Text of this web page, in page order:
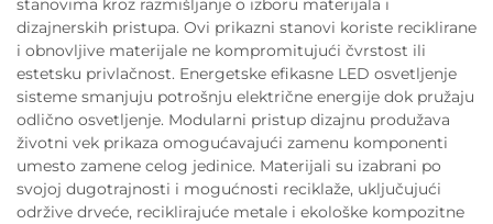
stanovima kroz razmišljanje o izboru materijala i
dizajnerskih pristupa. Ovi prikazni stanovi koriste reciklirane
i obnovljive materijale ne kompromitujući čvrstost ili
estetsku privlačnost. Energetske efikasne LED osvetljenje
sisteme smanjuju potrošnju električne energije dok pružaju
odlično osvetljenje. Modularni pristup dizajnu produžava
životni vek prikaza omogućavajući zamenu komponenti
umesto zamene celog jedinice. Materijali su izabrani po
svojoj dugotrajnosti i mogućnosti reciklaže, uključujući
održive drveće, reciklirajuće metale i ekološke kompozitne